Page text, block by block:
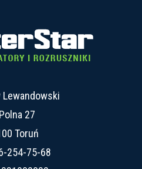
Lewandowski
27
Toruń
254-75-68